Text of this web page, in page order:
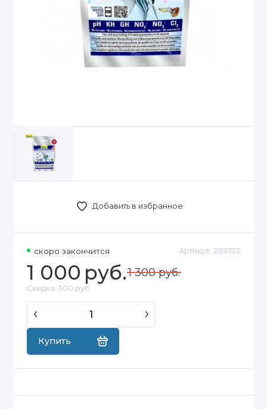
Добавить в избранное
скоро закончится Артикул: 283725
1 000 руб.1 300 руб.
Скидка 300 руб.
Купить